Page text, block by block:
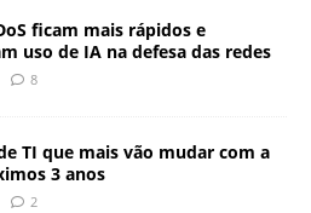
ficam mais rápidos e
uso de IA na defesa das redes
8
TI que mais vão mudar com a
3 anos
2